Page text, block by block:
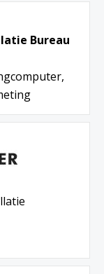
Bureau